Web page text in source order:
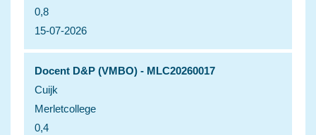
0,8
15-07-2026
Docent D&P (VMBO) - MLC20260017
Cuijk
Merletcollege
0,4